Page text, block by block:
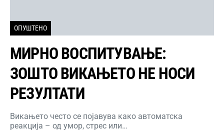
ОПУШТЕНО
МИРНО ВОСПИТУВАЊЕ:
ЗОШТО ВИКАЊЕТО НЕ НОСИ
РЕЗУЛТАТИ
Викањето често се појавува како автоматска
реакција – од умор, стрес или…